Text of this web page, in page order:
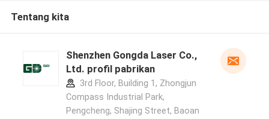
Tentang kita
Shenzhen Gongda Laser Co.,
Ltd. profil pabrikan
3rd Floor, Building 1, Zhongjun
Compass Industrial Park,
Pengcheng, Shajing Street, Baoan